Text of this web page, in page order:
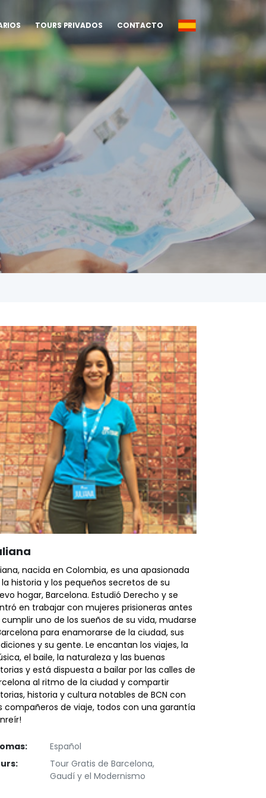
TOURS PRIVADOS CONTACTO
nacida en Colombia, es una apasionada
historia y los pequeños secretos de su
hogar, Barcelona. Estudió Derecho y se
en trabajar con mujeres prisioneras antes
uno de los sueños de su vida, mudarse
para enamorarse de la ciudad, sus
y su gente. Le encantan los viajes, la
el baile, la naturaleza y las buenas
y está dispuesta a bailar por las calles de
al ritmo de la ciudad y compartir
historia y cultura notables de BCN con
compañeros de viaje, todos con una garantía
Español
Tour Gratis de Barcelona,
Gaudí y el Modernismo